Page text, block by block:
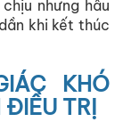
nhưng hầu
khi kết thúc
KHÓ
ĐIỀU TRỊ